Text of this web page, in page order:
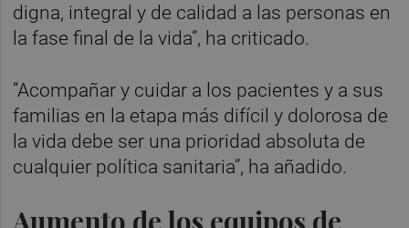
digna, integral y de calidad a las personas en
la fase final de la vida”, ha criticado.
“Acompañar y cuidar a los pacientes y a sus
familias en la etapa más difícil y dolorosa de
la vida debe ser una prioridad absoluta de
cualquier política sanitaria”, ha añadido.
Aumento de los equipos de